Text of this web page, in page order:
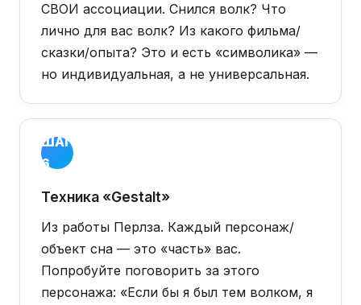
СВОИ ассоциации. Снился волк? Что
лично для вас волк? Из какого фильма/
сказки/опыта? Это и есть «символика» —
но индивидуальная, а не универсальная.
ШАГ
6
Техника «Gestalt»
Из работы Перлза. Каждый персонаж/
объект сна — это «часть» вас.
Попробуйте поговорить за этого
персонажа: «Если бы я был тем волком, я